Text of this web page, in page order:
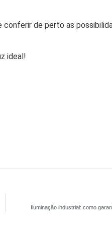
conferir de perto as
ideal!
Iluminação industrial: como